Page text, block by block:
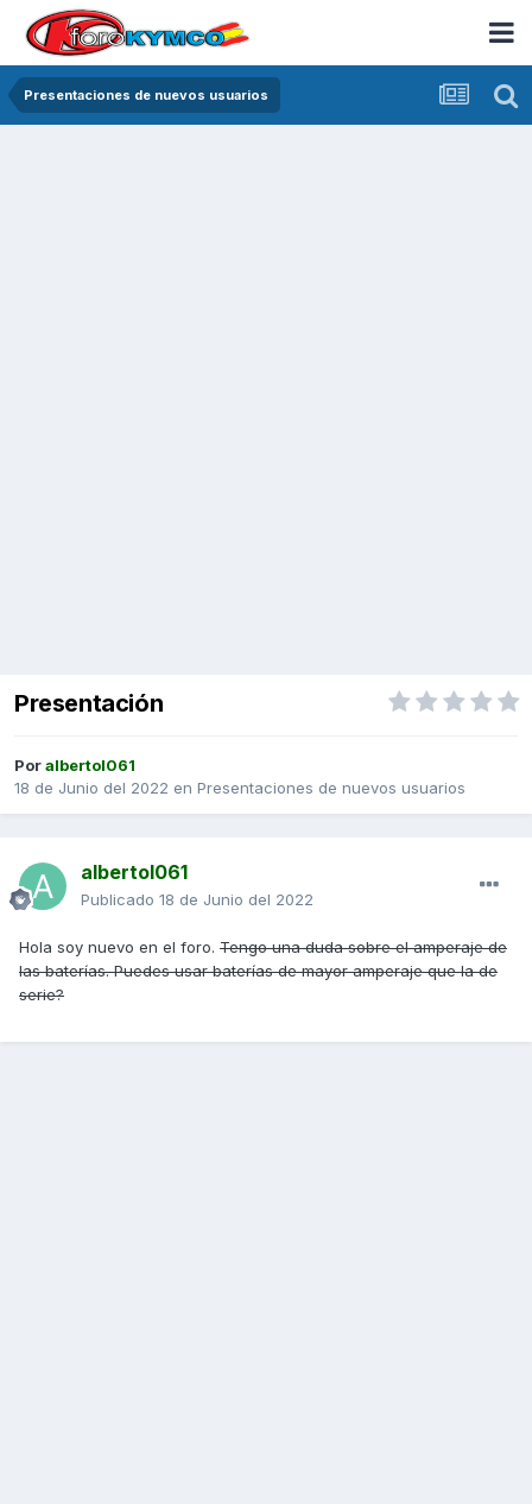
Presentaciones de nuevos usuarios
Presentación
Poralbertol061
18 de Junio del 2022 en Presentaciones de nuevos usuarios
albertol061
Publicado 18 de Junio del 2022
Hola soy nuevo en el foro. Tengo una duda sobre el amperaje de
las baterías. Puedes usar baterías de mayor amperaje que la de
serie?